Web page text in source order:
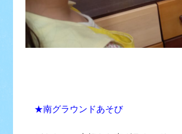
★南グラウンドあそび